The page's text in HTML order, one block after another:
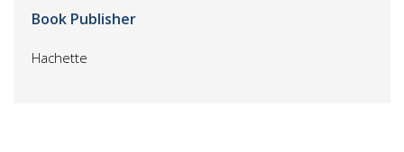
Book Publisher
Hachette